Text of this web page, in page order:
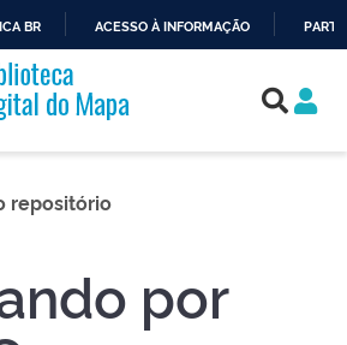
O
CONTEÚDO
BR ACESSO À INFORMAÇÃO
repositório
por